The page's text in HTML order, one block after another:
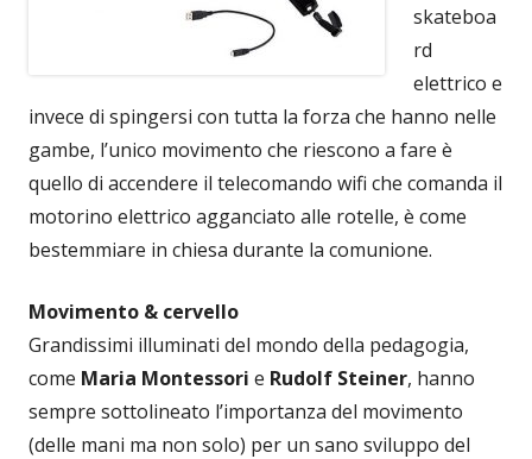
skateboa
rd
elettrico e
invece di spingersi con tutta la forza che hanno nelle
gambe, l’unico movimento che riescono a fare è
quello di accendere il telecomando wifi che comanda il
motorino elettrico agganciato alle rotelle, è come
bestemmiare in chiesa durante la comunione.
Movimento & cervello
Grandissimi illuminati del mondo della pedagogia,
come Maria Montessori e Rudolf Steiner, hanno
sempre sottolineato l’importanza del movimento
(delle mani ma non solo) per un sano sviluppo del